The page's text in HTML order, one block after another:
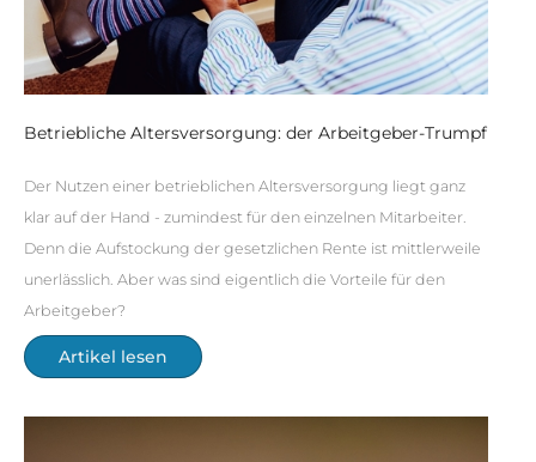
Betriebliche Altersversorgung: der Arbeitgeber-Trumpf
Der Nutzen einer betrieblichen Altersversorgung liegt ganz
klar auf der Hand - zumindest für den einzelnen Mitarbeiter.
Denn die Aufstockung der gesetzlichen Rente ist mittlerweile
unerlässlich. Aber was sind eigentlich die Vorteile für den
Arbeitgeber?
Artikel lesen